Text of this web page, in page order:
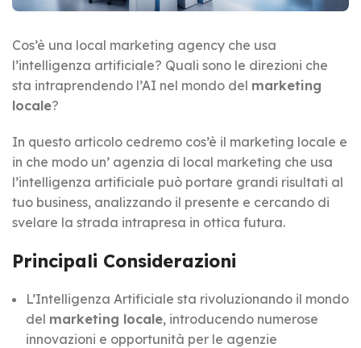
Cos’è una local marketing agency che usa
l’intelligenza artificiale? Quali sono le direzioni che
sta intraprendendo l’AI nel mondo del marketing
locale?
In questo articolo cedremo cos’è il marketing locale e
in che modo un’ agenzia di local marketing che usa
l’intelligenza artificiale può portare grandi risultati al
tuo business, analizzando il presente e cercando di
svelare la strada intrapresa in ottica futura.
Principali Considerazioni
L’Intelligenza Artificiale sta rivoluzionando il mondo
del marketing locale, introducendo numerose
innovazioni e opportunità per le agenzie